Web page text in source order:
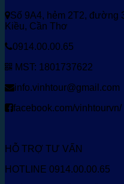
Số 9A4, hẻm 2T2, đường
Kiều, Cần Thơ
0914.00.00.65
MST: 1801737622
info.vinhtour@gmail.com
facebook.com/vinhtourvn/
HỖ TRỢ TƯ VẤN
HOTLINE 0914.00.00.65